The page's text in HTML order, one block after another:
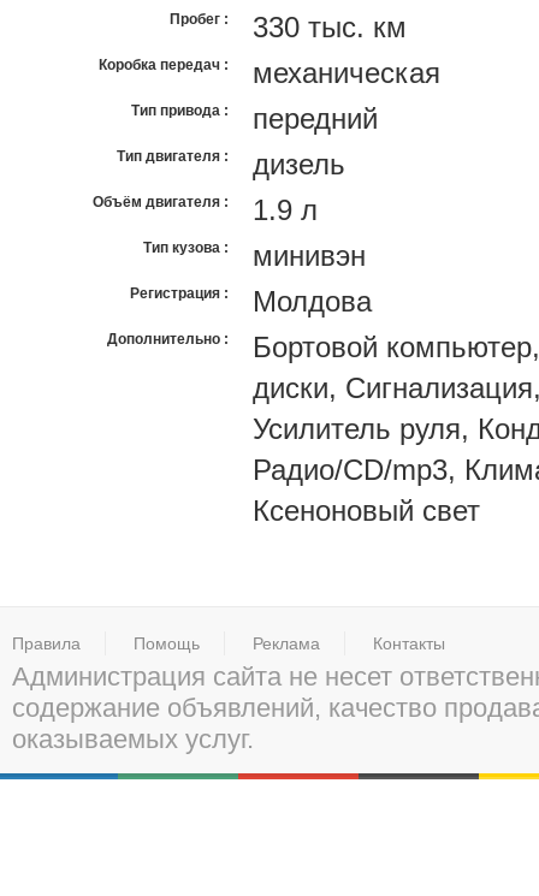
Пробег 330 тыс. км
Коробка передач механическая
Тип привода передний
Тип двигателя дизель
Объём двигателя 1.9 л
Тип кузова минивэн
Регистрация Молдова
Дополнительно
Бортовой
диски,
Усилитель руля,
Радио/CD/mp3,
Ксеноновый свет
Правила Помощь Реклама Контакты
Администрация сайта не несет
содержание объявлений, качество
оказываемых услуг.